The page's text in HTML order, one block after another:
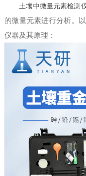
土壤中微量元素检测
的微量元素进行分析。
仪器及其原理：